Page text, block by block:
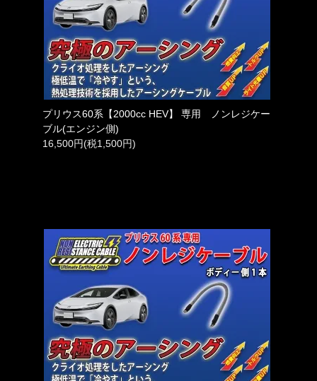
プリウス60系【2000cc HEV】 専用 ノンレジケー
ブル(エンジン側)
16,500円(税1,500円)